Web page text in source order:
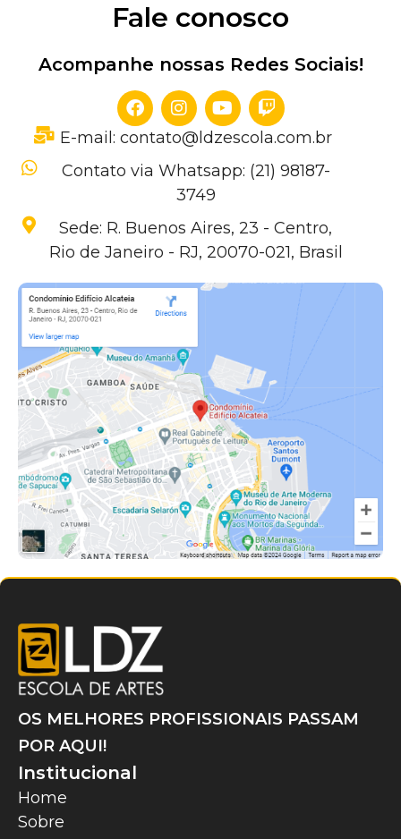
Fale conosco
Acompanhe nossas Redes Sociais!
E-mail: contato@ldzescola.com.br
Contato via Whatsapp: (21) 98187-
3749
Sede: R. Buenos Aires, 23 - Centro,
Rio de Janeiro - RJ, 20070-021, Brasil
OS MELHORES PROFISSIONAIS PASSAM
POR AQUI!
Institucional
Home
Sobre